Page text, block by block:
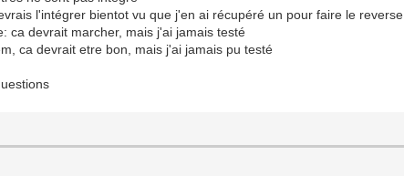
l'intégrer bientot vu que j'en ai récupéré un pour faire le reverse
ca devrait marcher, mais j'ai jamais testé
ca devrait etre bon, mais j'ai jamais pu testé